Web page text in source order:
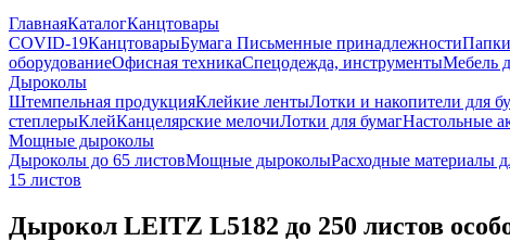
ГлавнаяКаталогКанцтовары
COVID-19КанцтоварыБумага Письменные принадлежности
оборудованиеОфисная техникаСпецодежда, инструментыМебель
Дыроколы
Штемпельная продукцияКлейкие лентыЛотки и накопители для
степлерыКлейКанцелярские мелочиЛотки для бумагНастольные
Мощные дыроколы
Дыроколы до 65 листовМощные дыроколыРасходные материалы
15 листов
Дырокол LEITZ L5182 до 250 листов